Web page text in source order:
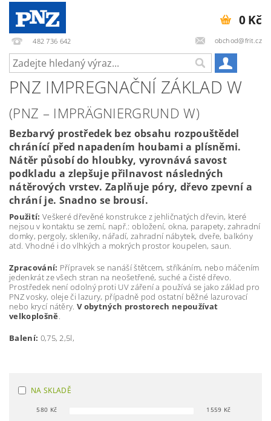
482 736 642 obchod@frit.cz
0 Kč
PNZ IMPREGNAČNÍ ZÁKLAD W
(PNZ – IMPRÄGNIERGRUND W)
Bezbarvý prostředek bez obsahu rozpouštědel
chránící před napadením houbami a plísněmi.
Nátěr působí do hloubky, vyrovnává savost
podkladu a zlepšuje přilnavost následných
nátěrových vrstev. Zaplňuje póry, dřevo zpevní a
chrání je. Snadno se brousí.
Použití: Veškeré dřevěné konstrukce z jehličnatých dřevin, které
nejsou v kontaktu se zemí, např.: obložení, okna, parapety, zahradní
domky, pergoly, skleníky, nářadí, zahradní nábytek, dveře, balkóny
atd. Vhodné i do vlhkých a mokrých prostor koupelen, saun.
Zpracování: Přípravek se nanáší štětcem, stříkáním, nebo máčením
jedenkrát ze všech stran na neošetřené, suché a čisté dřevo.
Prostředek není odolný proti UV záření a používá se jako základ pro
PNZ vosky, oleje či lazury, případně pod ostatní běžné lazurovací
nebo krycí nátěry.V obytných prostorech nepoužívat
velkoplošně.
Balení: 0,75, 2,5l,
NA SKLADĚ
580 Kč 1559 Kč